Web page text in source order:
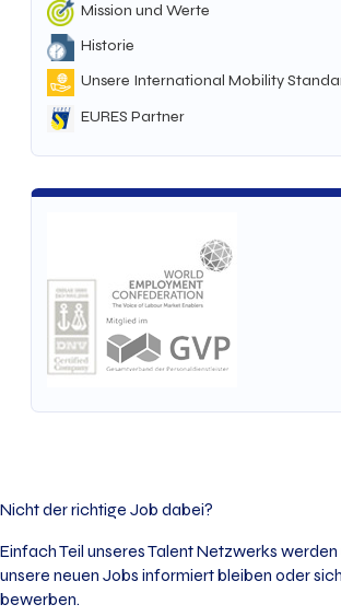
Mission und Werte
Historie
Unsere International Mobility
EURES Partner
Nicht der richtige Job dabei?
Einfach Teil unseres Talent Netzwerks
unsere neuen Jobs informiert bleiben oder
bewerben.